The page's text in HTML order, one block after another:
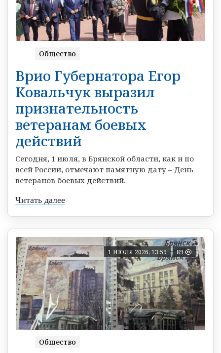
Общество
Врио Губернатора Егор
Ковальчук выразил
признательность
ветеранам боевых
действий
Сегодня, 1 июля, в Брянской области, как и по
всей России, отмечают памятную дату – День
ветеранов боевых действий.
Читать далее
1 ИЮЛЯ 2026, 13:59 89
Общество